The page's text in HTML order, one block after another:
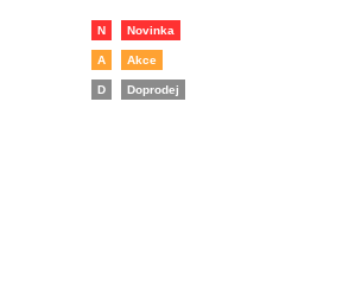
N Novinka
A Akce
D Doprodej